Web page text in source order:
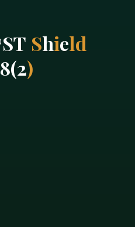
ST Shield
8(2)